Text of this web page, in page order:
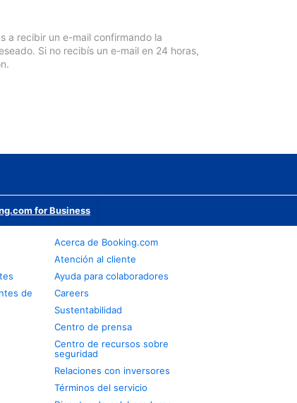
a recibir un e-mail confirmando la
Si no recibís un e-mail en 24 horas,
for Business
de
Acerca de Booking.com
Atención al cliente
Ayuda para colaboradores
Careers
Sustentabilidad
Centro de prensa
Centro de recursos sobre
seguridad
Relaciones con inversores
Términos del servicio